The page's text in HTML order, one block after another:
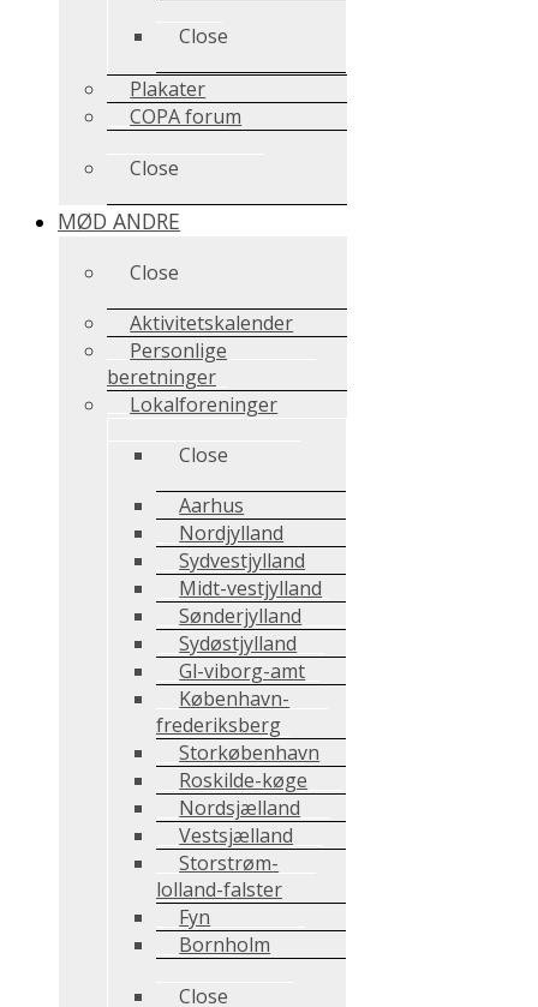
Close
Plakater
COPA forum
Close
MØD ANDRE
Close
Aktivitetskalender
Personlige
beretninger
Lokalforeninger
Close
Aarhus
Nordjylland
Sydvestjylland
Midt-vestjylland
Sønderjylland
Sydøstjylland
Gl-viborg-amt
København-
frederiksberg
Storkøbenhavn
Roskilde-køge
Nordsjælland
Vestsjælland
Storstrøm-
lolland-falster
Fyn
Bornholm
Close